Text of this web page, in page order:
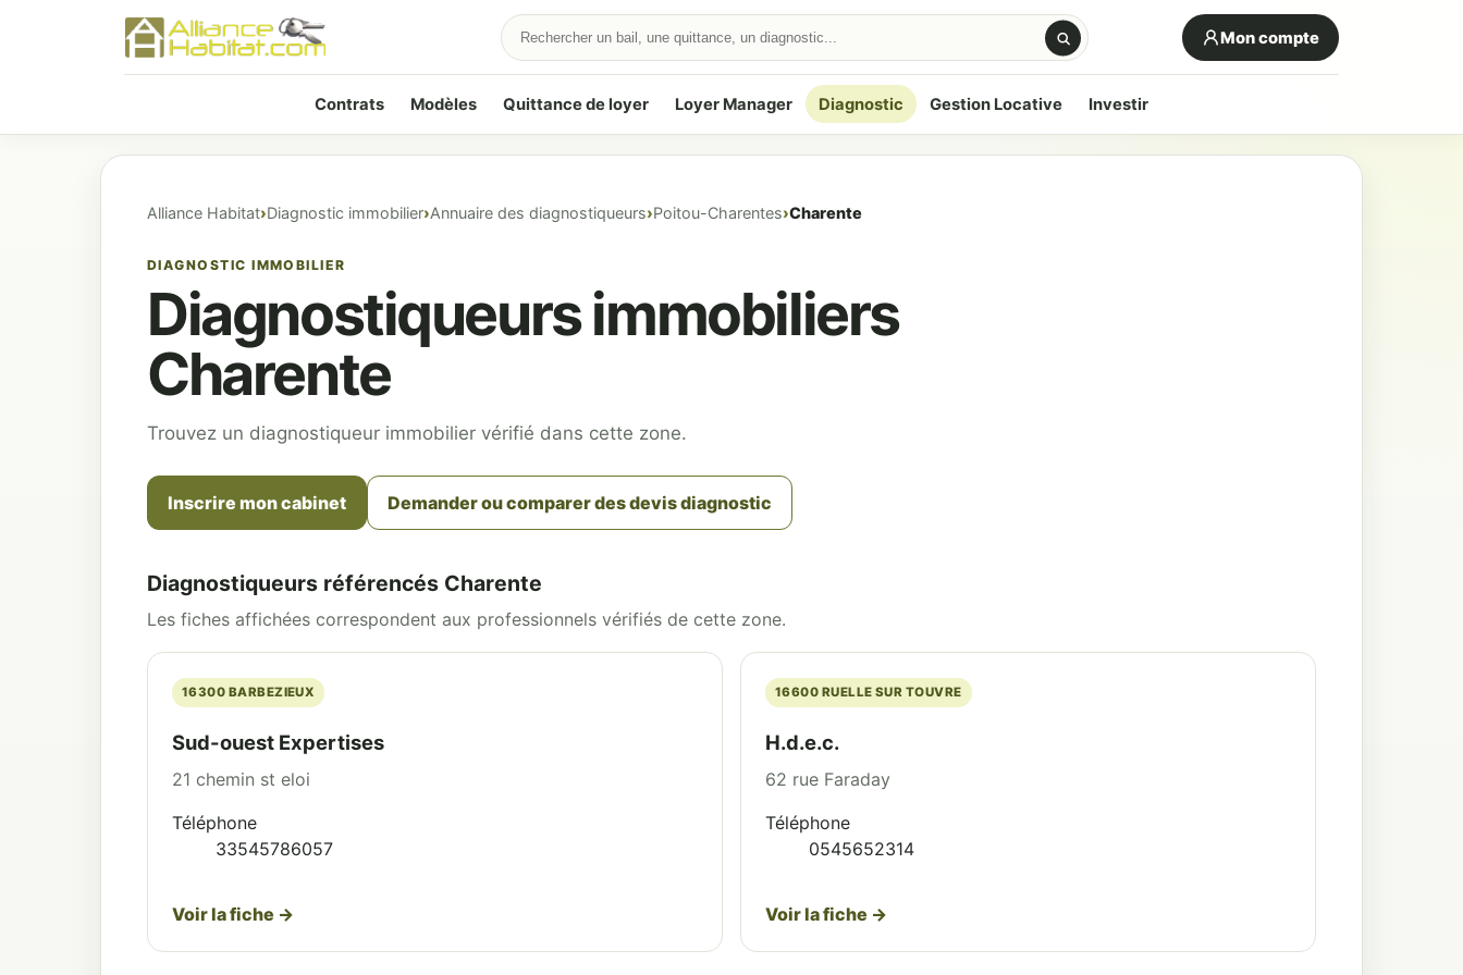
Mon compte
Contrats Modèles Quittance de loyer Loyer Manager Diagnostic Gestion Locative Investir
Alliance Habitat Diagnostic immobilier Annuaire des diagnostiqueurs Poitou-Charentes Charente
DIAGNOSTIC IMMOBILIER
Diagnostiqueurs immobiliers
Charente
Trouvez un diagnostiqueur immobilier vérifié dans cette zone.
Inscrire mon cabinet Demander ou comparer des devis diagnostic
Diagnostiqueurs référencés Charente
Les fiches affichées correspondent aux professionnels vérifiés de cette zone.
16300 BARBEZIEUX
Sud-ouest Expertises
21 chemin st eloi
Téléphone
33545786057
Voir la fiche →
16600 RUELLE SUR TOUVRE
H.d.e.c.
62 rue Faraday
Téléphone
0545652314
Voir la fiche →